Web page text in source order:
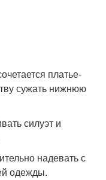
платье-
сужать нижнюю
силуэт и
надевать с
одежды.